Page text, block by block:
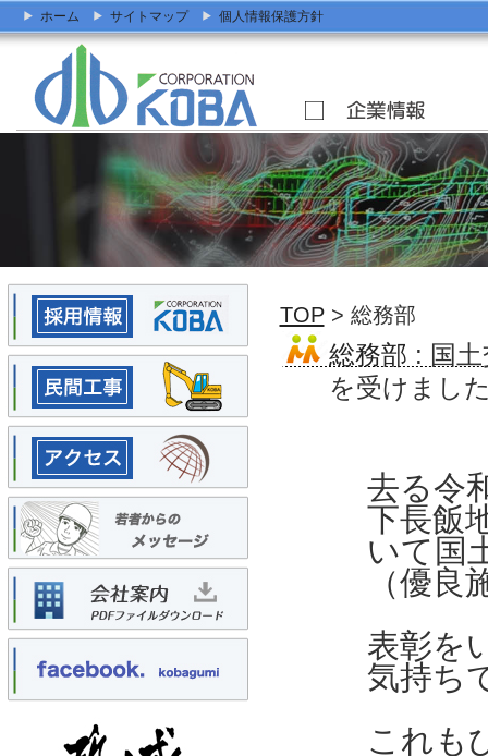
ホーム サイトマップ 個人情報保護方針
TOP> 総務部
総務部 : 国
を受けまし
去る令
下長飯
いて国
（優
表彰を
気持ち
これも